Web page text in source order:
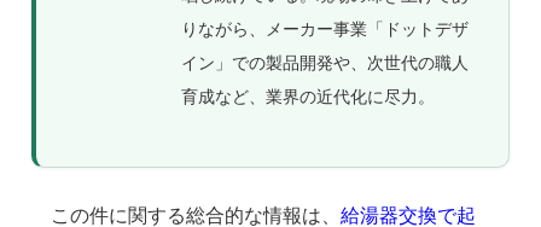
りながら、メーカー事業「ドットデザ
イン」での製品開発や、次世代の職人
育成など、業界の近代化に尽力。
この件に関する総合的な情報は、 給湯器交換で起